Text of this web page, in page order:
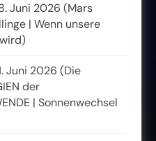
Juni 2026 (Mars
| Wenn unsere
Juni 2026 (Die
der
| Sonnenwechsel